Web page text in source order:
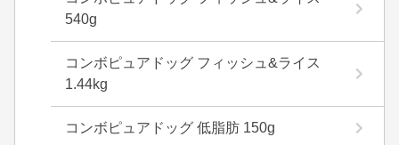
540g
コンボピュアドッグ フィッシュ&ライス
1.44kg
コンボピュアドッグ 低脂肪 150g